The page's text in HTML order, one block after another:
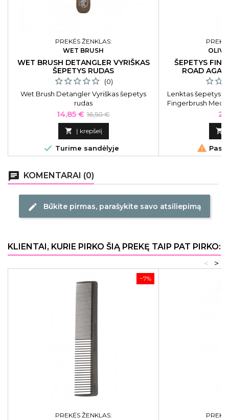
PREKĖS ŽENKLAS:
WET BRUSH
WET BRUSH DETANGLER VYRIŠKAS
ŠEPETYS RUDAS
(0)
Wet Brush Detangler Vyriškas šepetys
rudas
Kaina
14,85 € Bazinė
kaina
16,50 €
 Į krepšelį
 Turime sandėlyje
ŠEPETYS
ROAD
Lenktas šepetys
Fingerbrush
Blue


chat KOMENTARAI (0)
edit Būkite pirmas, parašykite savo atsiliepimą
KLIENTAI, KURIE PIRKO ŠIĄ PREKĘ TAIP PAT PIRKO:
>
<
−7%
PREKĖS ŽENKLAS: